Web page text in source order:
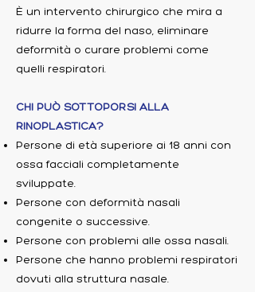
È un intervento chirurgico che mira a
ridurre la forma del naso, eliminare
deformità o curare problemi come
quelli respiratori.
CHI PUÒ SOTTOPORSI ALLA
RINOPLASTICA?
Persone di età superiore ai 18 anni con
ossa facciali completamente
sviluppate.
Persone con deformità nasali
congenite o successive.
Persone con problemi alle ossa nasali.
Persone che hanno problemi respiratori
dovuti alla struttura nasale.